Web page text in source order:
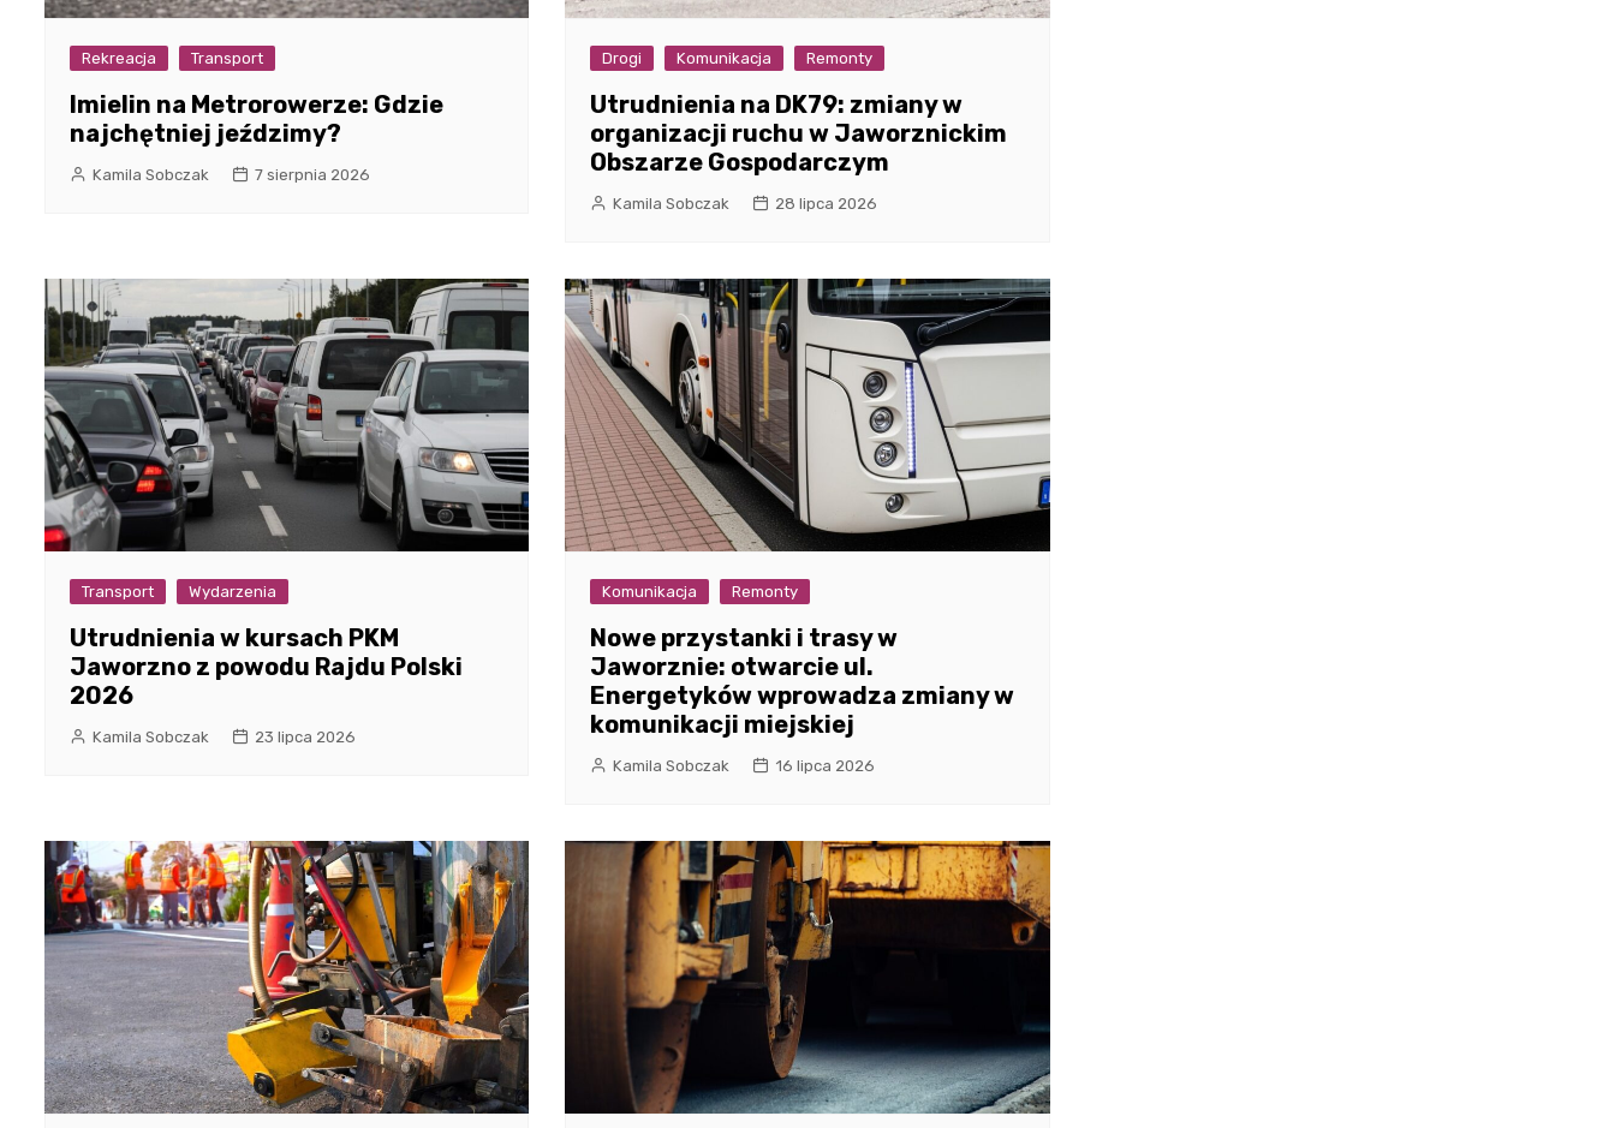
Rekreacja Transport
Imielin na Metrorowerze: Gdzie
najchętniej jeździmy?
Kamila Sobczak 7 sierpnia 2026
Drogi Komunikacja Remonty
Utrudnienia na DK79: zmiany w
organizacji ruchu w Jaworznickim
Obszarze Gospodarczym
Kamila Sobczak 28 lipca 2026
Transport Wydarzenia
Utrudnienia w kursach PKM
Jaworzno z powodu Rajdu Polski
2026
Kamila Sobczak 23 lipca 2026
Komunikacja Remonty
Nowe przystanki i trasy w
Jaworznie: otwarcie ul.
Energetyków wprowadza zmiany w
komunikacji miejskiej
Kamila Sobczak 16 lipca 2026